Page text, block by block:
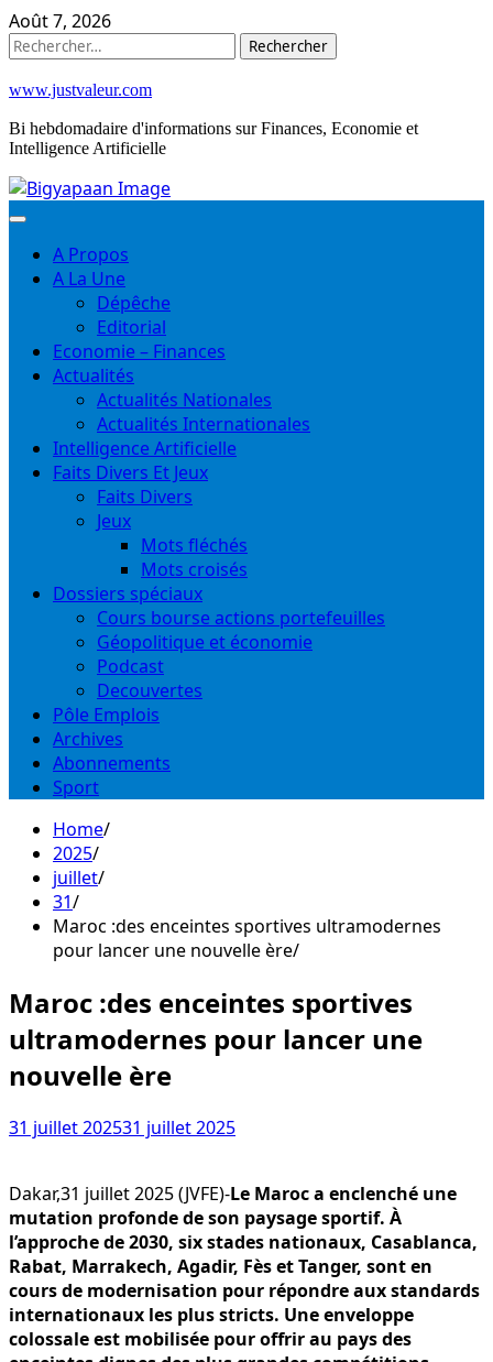
Skip
to
Août 7, 2026
Rechercher :
www.justvaleur.com
Bi hebdomadaire d'informations sur Finances, Economie et
Intelligence Artificielle
A Propos
A La Une
Dépêche
Editorial
Economie – Finances
Actualités
Actualités Nationales
Actualités Internationales
Intelligence Artificielle
Faits Divers Et Jeux
Faits Divers
Jeux
Mots fléchés
Mots croisés
Dossiers spéciaux
Cours bourse actions portefeuilles
Géopolitique et économie
Podcast
Decouvertes
Pôle Emplois
Archives
Abonnements
Sport
Home
2025
juillet
31
Maroc :des enceintes sportives ultramodernes
pour lancer une nouvelle ère
Maroc :des enceintes sportives
ultramodernes pour lancer une
nouvelle ère
31 juillet 202531 juillet 2025
Dakar,31 juillet 2025 (JVFE)-Le Maroc a enclenché une
mutation profonde de son paysage sportif. À
l’approche de 2030, six stades nationaux, Casablanca,
Rabat, Marrakech, Agadir, Fès et Tanger, sont en
cours de modernisation pour répondre aux standards
internationaux les plus stricts. Une enveloppe
colossale est mobilisée pour offrir au pays des